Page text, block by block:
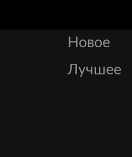
Новое
Лучшее